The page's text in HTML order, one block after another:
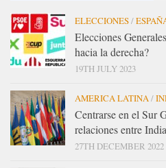
ELECCIONES/
Elecciones
hacia la derecha?
19TH JULY 2023
AMERICA LATINA /
Centrarse en el Sur
relaciones entre
27TH DECEMBER 2022